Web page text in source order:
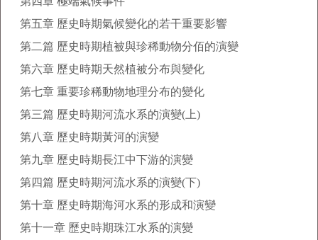
第五章 歷史時期氣候變化的若干重要影響
第二篇 歷史時期植被與珍稀動物分佰的演變
第六章 歷史時期天然植被分布與變化
第七章 重要珍稀動物地理分布的變化
第三篇 歷史時期河流水系的演變(上)
第八章 歷史時期黃河的演變
第九章 歷史時期長江中下游的演變
第四篇 歷史時期河流水系的演變(下)
第十章 歷史時期海河水系的形成和演變
第十一章 歷史時期珠江水系的演變